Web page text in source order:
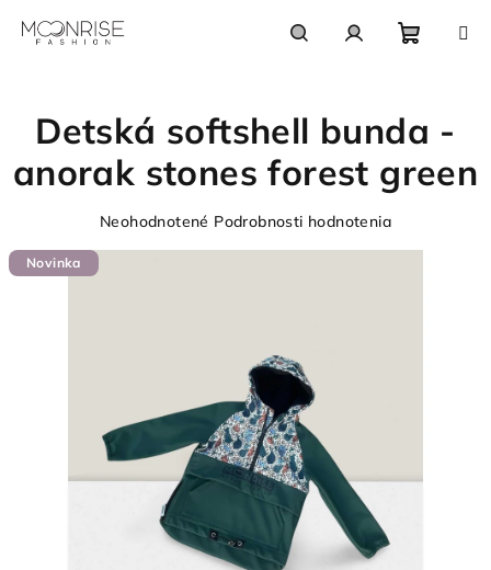
košík
Detská softshell bunda -
anorak stones forest green
Priemerné
Neohodnotené Podrobnosti hodnotenia
Novinka